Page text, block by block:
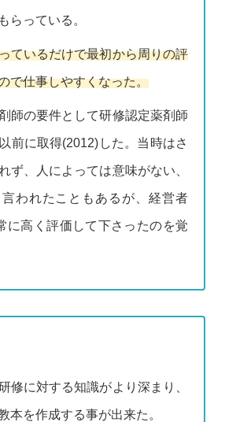
らっている。
ているだけで最初から周りの評
で仕事しやすくなった。
師の要件として研修認定薬剤師
前に取得(2012)した。当時はさ
ず、人によっては意味がない、
われたこともあるが、経営者
に高く評価して下さったのを覚
修に対する知識がより深まり、
本を作成する事が出来た。